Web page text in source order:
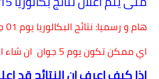
اي ممكن تكون يوم 5 جوان ان شاء الله ,